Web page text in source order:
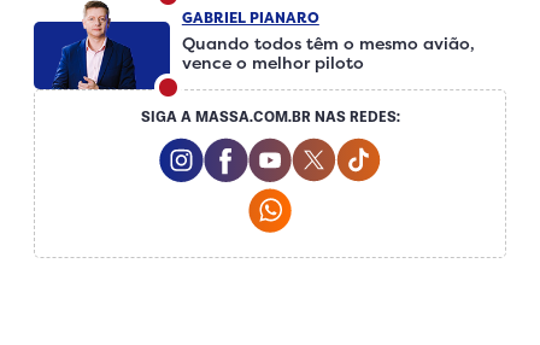
GABRIEL PIANARO
Quando todos têm o mesmo avião,
vence o melhor piloto
SIGA A MASSA.COM.BR NAS REDES:
Instagram Social Media
Facebook Social Media
Youtube Social Media
Twitter Social Media
Tiktok Social
Whatsapp Social Media